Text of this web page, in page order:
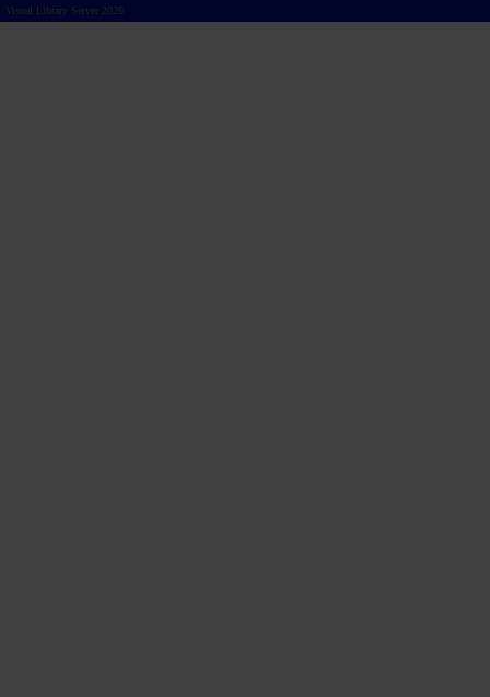
Visual Library Server 2026